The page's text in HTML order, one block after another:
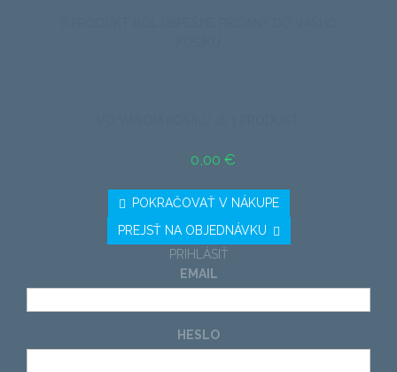
0,00 €
POKRAČOVAŤ V NÁKUPE
PREJSŤ NA OBJEDNÁVKU
PRIHLÁSIŤ
EMAIL
HESLO